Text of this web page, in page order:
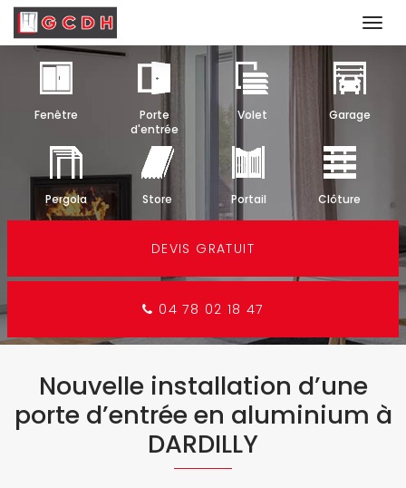
contenu
Fenêtre
Porte
d'entrée
Volet Garage
Pergola Store Portail Clôture
DEVIS GRATUIT
04 78 02 18 47
Nouvelle installation d’une
porte d’entrée en aluminium à
DARDILLY